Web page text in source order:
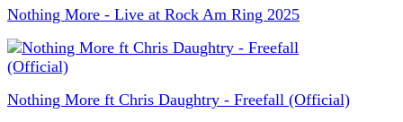
Nothing More - Live at Rock Am Ring 2025
Nothing More ft Chris Daughtry - Freefall (Official)